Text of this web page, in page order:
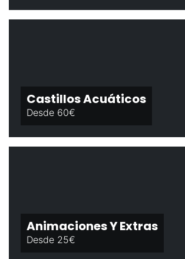
Castillos Acuáticos
Desde 60€
Animaciones Y Extras
Desde 25€